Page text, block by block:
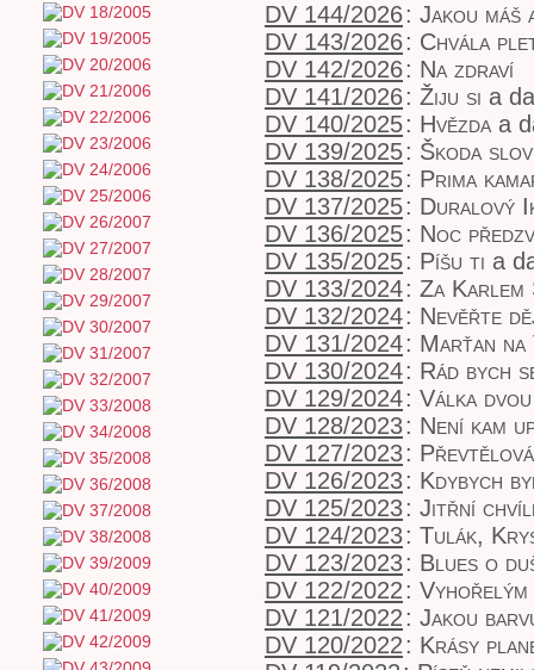
DV 144/2026: Jakou máš
DV 143/2026: Chvála
DV 142/2026: Na zdraví
DV 141/2026: Žiju si a
DV 140/2025: Hvězda a
DV 139/2025: Škoda slov
DV 138/2025: Prima
DV 137/2025: Duralový
DV 136/2025: Noc
DV 135/2025: Píšu ti a
DV 133/2024: Za Karlem
DV 132/2024: Nevěřte
DV 131/2024: Marťan na
DV 130/2024: Rád bych
DV 129/2024: Válka
DV 128/2023: Není kam
DV 127/2023:
DV 126/2023: Kdybych
DV 125/2023: Jitřní
DV 124/2023: Tulák,
DV 123/2023: Blues o
DV 122/2022: Vyhořelým
DV 121/2022: Jakou
DV 120/2022: Krásy